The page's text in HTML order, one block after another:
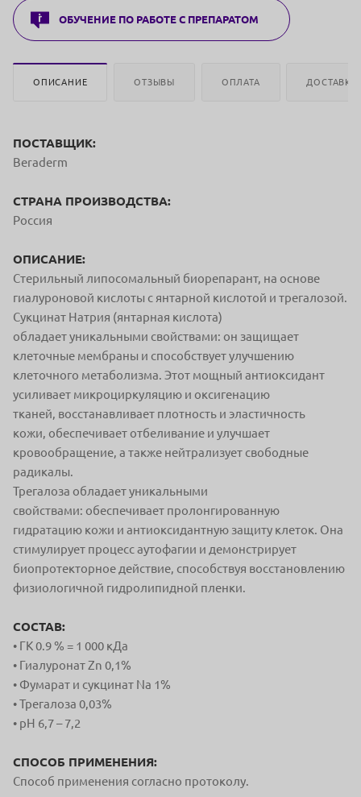
ОБУЧЕНИЕ ПО РАБОТЕ С ПРЕПАРАТОМ
ОПИСАНИЕ ОТЗЫВЫ ОПЛАТА ДОСТАВКА
ПОСТАВЩИК:
Beraderm
СТРАНА ПРОИЗВОДСТВА:
Россия
ОПИСАНИЕ:
Стерильный липосомальный биорепарант, на основе
гиалуроновой кислоты с янтарной кислотой и трегалозой.
Сукцинат Натрия (янтарная кислота)
обладаетуникальными свойствами: он защищает
клеточные мембраны и способствует улучшению
клеточного метаболизма. Этот мощный антиоксидант
усиливает микроциркуляцию и оксигенацию
тканей, восстанавливает плотность и эластичность
кожи, обеспечивает отбеливание и улучшает
кровообращение, а также нейтрализует свободные
радикалы.
Трегалоза обладает уникальными
свойствами: обеспечивает пролонгированную
гидратацию кожи и антиоксидантную защиту клеток. Она
стимулирует процесс аутофагии и демонстрирует
биопротекторное действие, способствуя восстановлению
физиологичной гидролипидной пленки.
СОСТАВ:
• ГК 0.9 % = 1 000 кДа
• Гиалуронат Zn 0,1%
• Фумарат и сукцинат Na 1%
• Трегалоза 0,03%
• pH 6,7 – 7,2
СПОСОБ ПРИМЕНЕНИЯ:
Способ применения согласно протоколу.